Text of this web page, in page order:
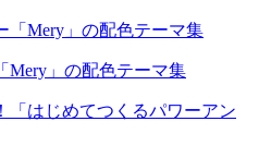
Mery」の配色テーマ集